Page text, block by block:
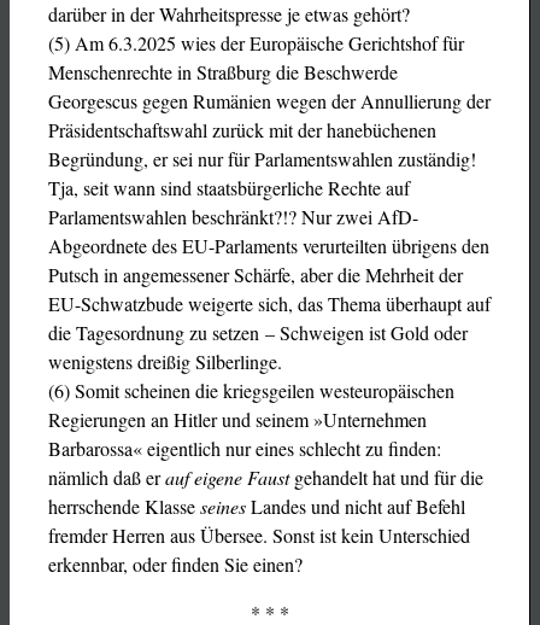
darüber in der Wahrheitspresse je etwas gehört?
(5) Am 6.3.2025 wies der Europäische Gerichtshof für
Menschenrechte in Straßburg die Beschwerde
Georgescus gegen Rumänien wegen der Annullierung der
Präsidentschaftswahl zurück mit der hanebüchenen
Begründung, er sei nur für Parlamentswahlen zuständig!
Tja, seit wann sind staatsbürgerliche Rechte auf
Parlamentswahlen beschränkt?!? Nur zwei AfD-
Abgeordnete des EU-Parlaments verurteilten übrigens den
Putsch in angemessener Schärfe, aber die Mehrheit der
EU-Schwatzbude weigerte sich, das Thema überhaupt auf
die Tagesordnung zu setzen – Schweigen ist Gold oder
wenigstens dreißig Silberlinge.
(6) Somit scheinen die kriegsgeilen westeuropäischen
Regierungen an Hitler und seinem »Unternehmen
Barbarossa« eigentlich nur eines schlecht zu finden:
nämlich daß erauf eigene Faustgehandelt hat und für die
herrschende KlasseseinesLandes und nicht auf Befehl
fremder Herren aus Übersee. Sonst ist kein Unterschied
erkennbar, oder finden Sie einen?
* * *